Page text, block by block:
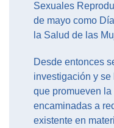
Sexuales
de mayo como
la Salud de las
Desde entonces
investigación y
que promueven
encaminadas a
existente en